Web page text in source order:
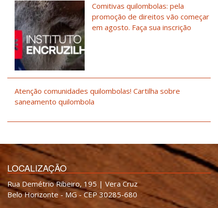
Comitivas quilombolas: pela
promoção de direitos vão começar
em agosto. Faça sua inscrição
Atenção comunidades quilombolas! Cartilha sobre
saneamento quilombola
LOCALIZAÇÃO
Rua Demétrio Ribeiro, 195 | Vera Cruz
Belo Horizonte - MG - CEP 30285-680